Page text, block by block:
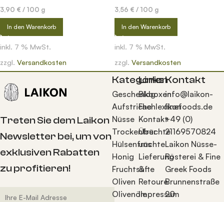
3,90 € / 100 g
In den Warenkorb
inkl. 7 % MwSt.
zzgl. Versandkosten
3,56 € / 100 g
In den Warenkorb
inkl. 7 % MwSt.
zzgl. Versandkosten
Treten Sie dem Laikon
Newsletter bei, um von
exklusiven Rabatten
zu profitieren!
Kategorien
Geschenkboxen
Aufstriche
Nüsse
Trockenfrüchte
Hülsenfrüchte
Honig
Fruchtsäfte
Oliven
Olivenöle
Links
Blog
Fachlexikon
Kontakt
Über
uns
Lieferung
&
Retoure
Impressum
Kontakt
info@laikon-
finefoods.de
+49 (0)
21169570824
Laikon Nüsse-
Rösterei & Fine
Greek Foods
Brunnenstraße
20